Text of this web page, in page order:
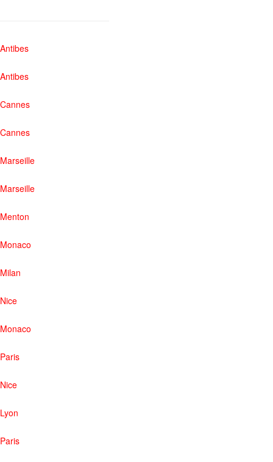
Antibes
Antibes
Cannes
Cannes
Marseille
Marseille
Menton
Monaco
Milan
Nice
Monaco
Paris
Nice
Lyon
Paris